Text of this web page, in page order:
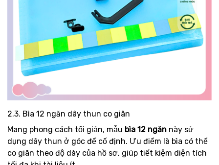
2.3. Bìa 12 ngăn dây thun co giãn
Mang phong cách tối giản, mẫu bìa 12 ngăn này sử
dụng dây thun ở góc để cố định. Ưu điểm là bìa có thể
co giãn theo độ dày của hồ sơ, giúp tiết kiệm diện tích